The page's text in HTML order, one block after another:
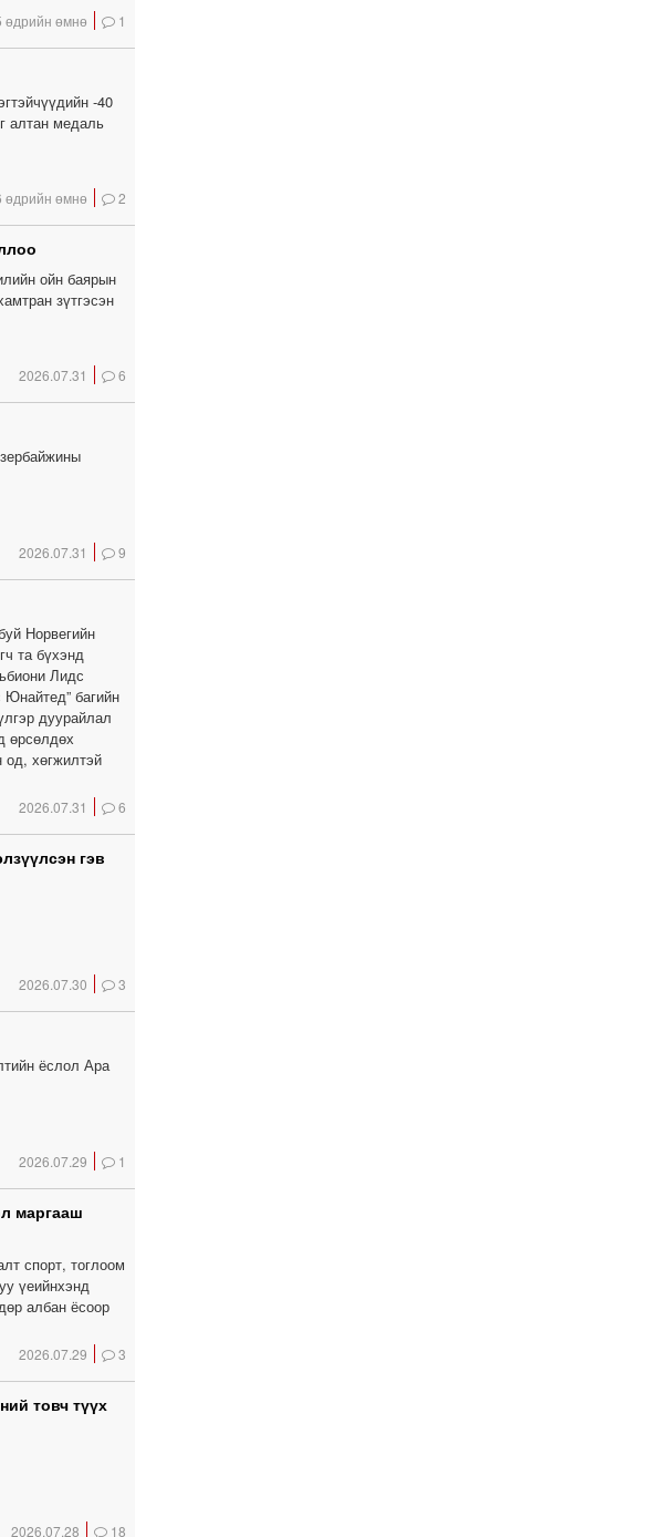
өдрийн өмнө 1
-40
алтан медаль
өдрийн өмнө 2
ойн баярын
зүтгэсэн
2026.07.31 6
2026.07.31 9
Норвегийн
та бүхэнд
Лидс
багийн
дуурайлал
өрсөлдөх
од, хөгжилтэй
2026.07.31 6
гэв
2026.07.30 3
ёслол Ара
2026.07.29 1
маргааш
спорт, тоглоом
үеийнхэнд
албан ёсоор
2026.07.29 3
товч түүх
2026.07.28 18